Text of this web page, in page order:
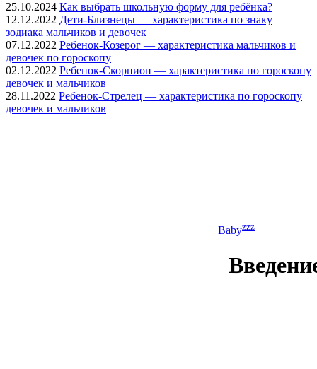
25.10.2024 Как выбрать школьную форму для ребёнка?
12.12.2022 Дети-Близнецы — характеристика по знаку
зодиака мальчиков и девочек
07.12.2022 Ребенок-Козерог — характеристика мальчиков и
девочек по гороскопу
02.12.2022 Ребенок-Скорпион — характеристика по гороскопу
девочек и мальчиков
28.11.2022 Ребенок-Стрелец — характеристика по гороскопу
девочек и мальчиков
Babyzzz